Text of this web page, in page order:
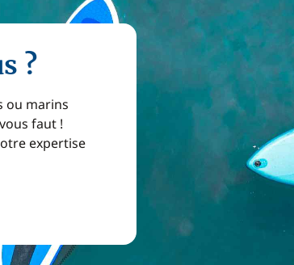
?
ou marins
faut !
expertise